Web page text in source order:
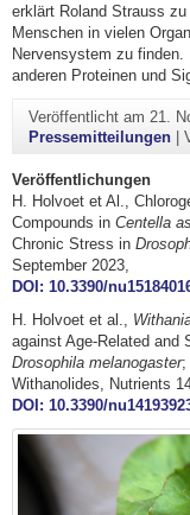
erklärt Roland Strauss
Menschen in vielen
Nervensystem zu
anderen Proteinen und
Veröffentlicht am 21.
Pressemitteilungen|
Veröffentlichungen
H. Holvoet et Al.,
Compounds in Centella
Chronic Stress in
September 2023,
DOI: 10.3390/
H. Holvoet et al.,
against Age-Related and
Drosophila melanogaster;
Withanolides, Nutrients
DOI: 10.3390/